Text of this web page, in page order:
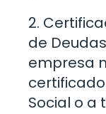
2.
de
empresa
Social o a